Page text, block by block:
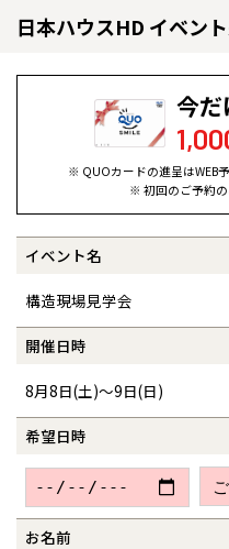
日本ハウスHD イベン
今だ
※ QUOカードの進呈はWEB
※ 初回のご予約
イベント名
構造現場見学会
開催日時
8月8日(土)～9日(日)
希望日時
お名前
全国の展示場
北海道
札幌
道央
道北
東北
青森
秋田
甲信越・北陸
新潟
関東
お近くのイベント
北海道
札幌
小樽
苫小牧
小樽
道北
東北
青森県
青森
秋田県
秋田
甲信越・北陸
新潟県
新潟
長岡
関東